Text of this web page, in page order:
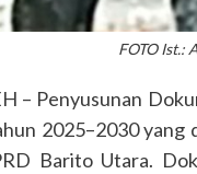
FOTO Ist.:
– Penyusunan
2025–2030 yang
Barito Utara.